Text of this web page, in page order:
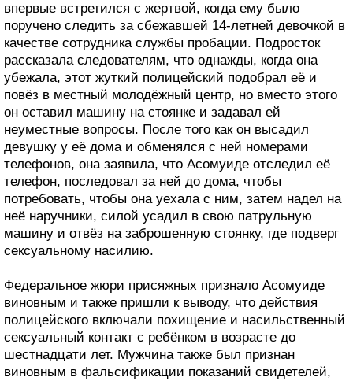
впервые встретился с жертвой, когда ему было
поручено следить за сбежавшей 14-летней девочкой в
качестве сотрудника службы пробации. Подросток
рассказала следователям, что однажды, когда она
убежала, этот жуткий полицейский подобрал её и
повёз в местный молодёжный центр, но вместо этого
он оставил машину на стоянке и задавал ей
неуместные вопросы. После того как он высадил
девушку у её дома и обменялся с ней номерами
телефонов, она заявила, что Асомуиде отследил её
телефон, последовал за ней до дома, чтобы
потребовать, чтобы она уехала с ним, затем надел на
неё наручники, силой усадил в свою патрульную
машину и отвёз на заброшенную стоянку, где подверг
сексуальному насилию.
Федеральное жюри присяжных признало Асомуиде
виновным и также пришли к выводу, что действия
полицейского включали похищение и насильственный
сексуальный контакт с ребёнком в возрасте до
шестнадцати лет. Мужчина также был признан
виновным в фальсификации показаний свидетелей,